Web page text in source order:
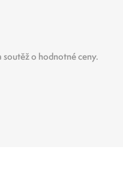
o hodnotné ceny.